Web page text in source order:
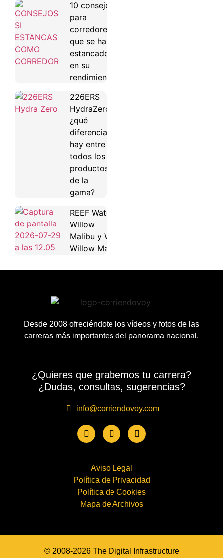
10 consejos
para
corredores
que se han
estancado
en su
rendimiento
226ERS
HydraZero:
¿qué
diferencias
hay entre
todos los
productos
de la
gama?
REEF Water
Willow
Malibu y Water
Willow Maya
Desde 2008 ofreciéndote los vídeos y fotos de las
carreras más importantes del panorama nacional.
¿Quieres que grabemos tu carrera?
¿Dudas, consultas, sugerencias?
info@corriendovoy.com
Aviso Legal
Política de Privacidad
Política de Cookies
Mapa de Archivos
© 2008-2026 The Digital Infrastructure